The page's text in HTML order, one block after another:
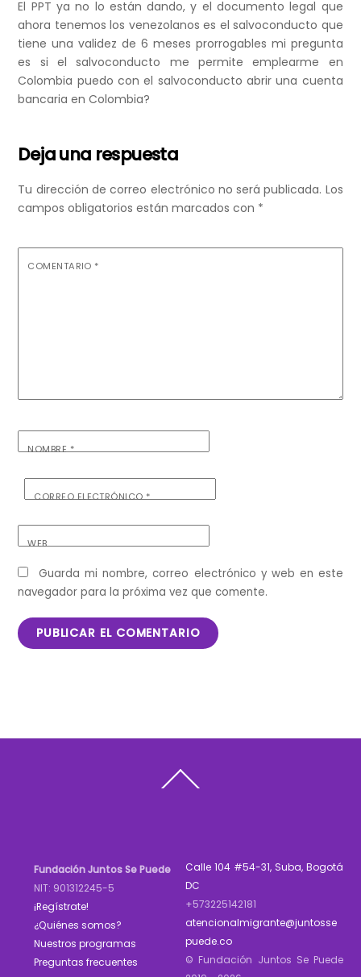
El PPT ya no lo están dando, y el documento legal que
ahora tenemos los venezolanos es el salvoconducto que
tiene una validez de 6 meses prorrogables mi pregunta
es si el salvoconducto me permite emplearme en
Colombia puedo con el salvoconducto abrir una cuenta
bancaria en Colombia?
Deja una respuesta
Tu dirección de correo electrónico no será publicada. Los
campos obligatorios están marcados con *
COMENTARIO *
NOMBRE*
CORREO ELECTRÓNICO*
WEB
Guarda mi nombre, correo electrónico y web en este
navegador para la próxima vez que comente.
To
Fundación Juntos Se Puede
NIT: 901312245-5
¡Regístrate!
¿Quiénes somos?
Nuestros programas
Preguntas frecuentes
Calle 104 #54-31, Suba, Bogotá
DC
+573225142181
atencionalmigrante@juntosse
puede.co
© Fundación Juntos Se Puede